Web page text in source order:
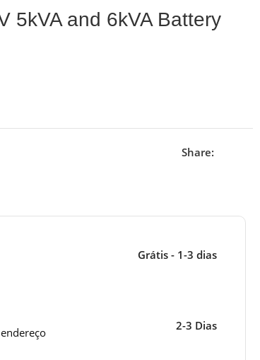
5kVA and 6kVA Battery
Share:
Grátis - 1-3 dias
2-3 Dias